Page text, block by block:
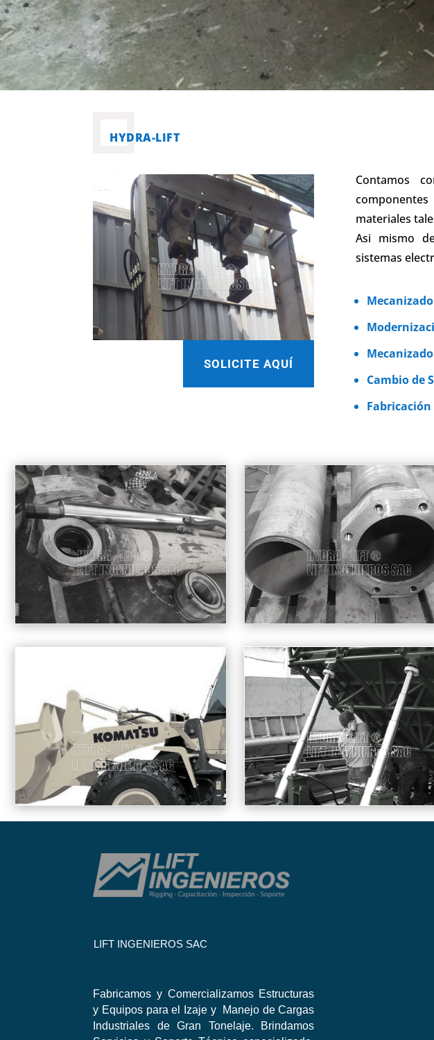
HYDRA-LIFT
SOLICITE AQUÍ
Contamos
materiales
Asi mismo
sistemas
Cambio de
Fabricación
LIFT INGENIEROS SAC
Fabricamos y Comercializamos Estructuras
y Equipos para el Izaje y Manejo de Cargas
Industriales de Gran Tonelaje. Brindamos